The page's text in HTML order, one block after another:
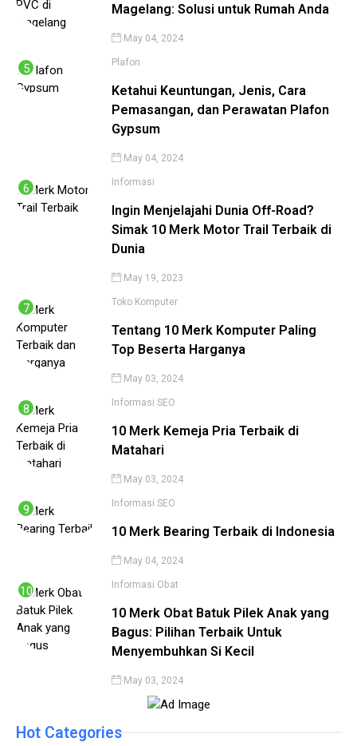
Magelang: Solusi untuk Rumah Anda
May 04, 2024
Plafon
Ketahui Keuntungan, Jenis, Cara
Pemasangan, dan Perawatan Plafon
Gypsum
May 04, 2024
Informasi
Ingin Menjelajahi Dunia Off-Road?
Simak 10 Merk Motor Trail Terbaik di
Dunia
May 19, 2023
Toko Komputer
Tentang 10 Merk Komputer Paling
Top Beserta Harganya
May 03, 2024
Informasi SEO
10 Merk Kemeja Pria Terbaik di
Matahari
May 03, 2024
Informasi SEO
10 Merk Bearing Terbaik di Indonesia
May 04, 2024
Informasi Obat
10 Merk Obat Batuk Pilek Anak yang
Bagus: Pilihan Terbaik Untuk
Menyembuhkan Si Kecil
May 03, 2024
Hot Categories